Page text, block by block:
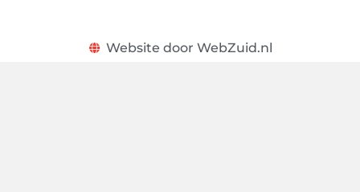
Website door WebZuid.nl